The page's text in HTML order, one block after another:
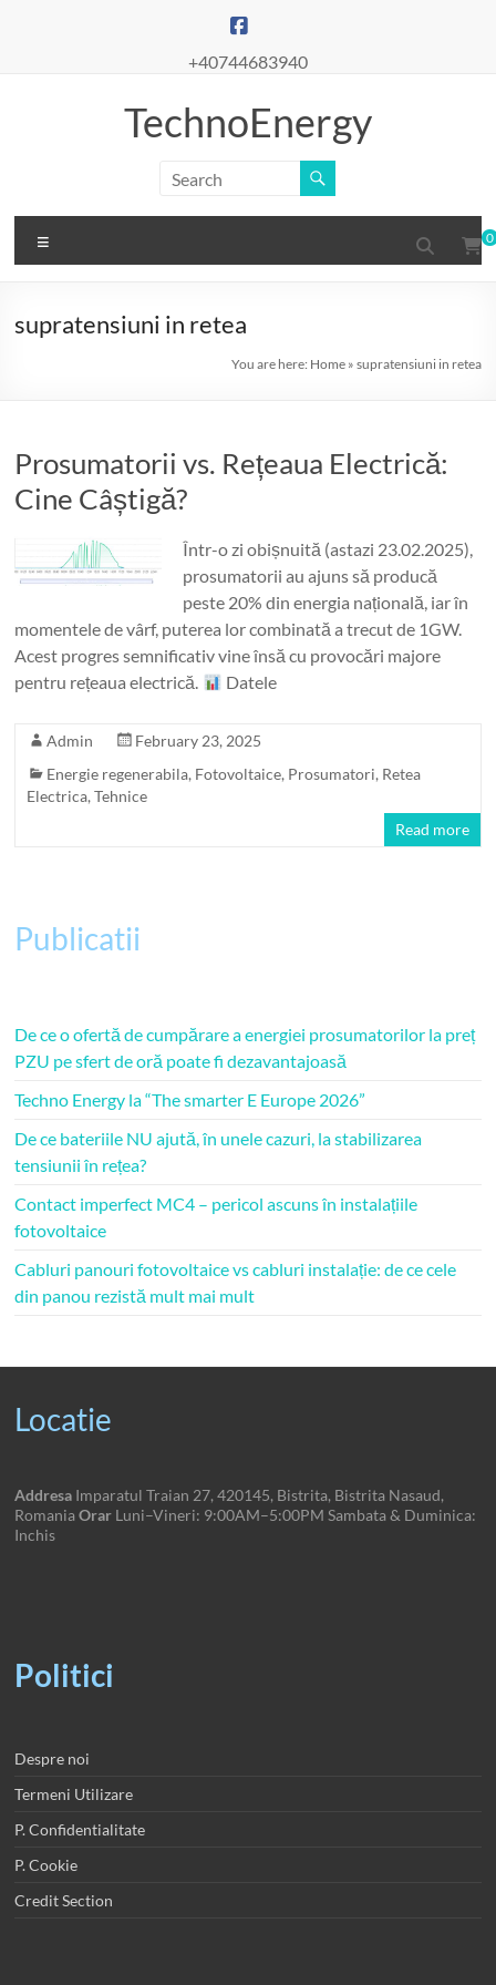
+40744683940
TechnoEnergy
0
supratensiuni in retea
You are here: Home» supratensiuni in retea
Prosumatorii vs. Rețeaua Electrică:
Cine Câștigă?
Într-o zi obișnuită (astazi 23.02.2025),
prosumatorii au ajuns să producă
peste 20% din energia națională, iar în
momentele de vârf, puterea lor combinată a trecut de 1GW.
Acest progres semnificativ vine însă cu provocări majore
pentru rețeaua electrică.
Datele
Admin
February 23, 2025
Energie regenerabila, Fotovoltaice, Prosumatori, Retea
Electrica,Tehnice
Read more
Publicatii
De ce o ofertă de cumpărare a energiei prosumatorilor la preț
PZU pe sfert de oră poate fi dezavantajoasă
Techno Energy la “The smarter E Europe 2026”
De ce bateriile NU ajută, în unele cazuri, la stabilizarea
tensiunii în rețea?
Contact imperfect MC4 – pericol ascuns în instalațiile
fotovoltaice
Cabluri panouri fotovoltaice vs cabluri instalație: de ce cele
din panou rezistă mult mai mult
Locatie
Addresa Imparatul Traian 27, 420145, Bistrita, Bistrita Nasaud,
RomaniaOrar Luni–Vineri: 9:00AM–5:00PM Sambata & Duminica:
Inchis
Politici
Despre noi
Termeni Utilizare
P. Confidentialitate
P. Cookie
Credit Section